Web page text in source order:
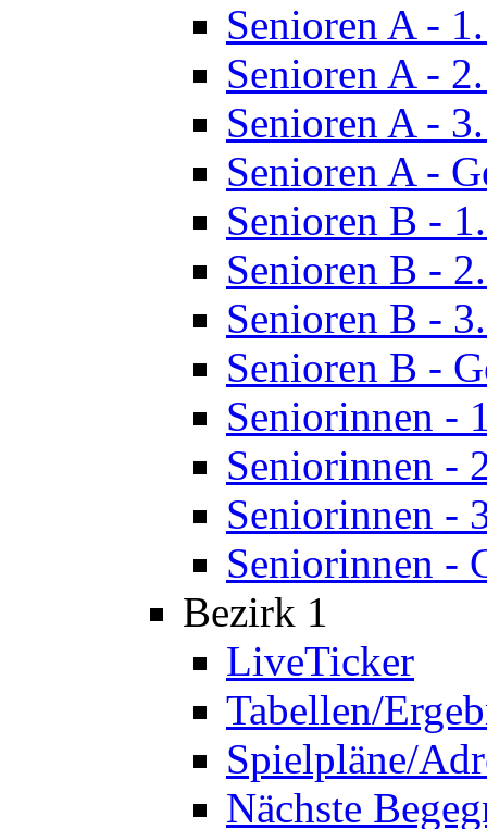
Senioren A -
Senioren A -
Senioren A -
Senioren A -
Senioren B -
Senioren B -
Senioren B -
Senioren B -
Seniorinnen -
Seniorinnen -
Seniorinnen -
Seniorinnen -
Bezirk 1
LiveTicker
Tabellen/
Spielpläne/
Nächste